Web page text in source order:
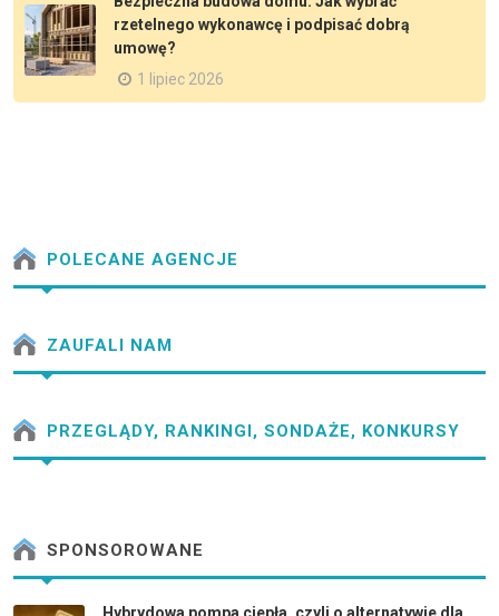
rzetelnego wykonawcę i podpisać dobrą
umowę?
1 lipiec 2026
POLECANE AGENCJE
ZAUFALI NAM
PRZEGLĄDY, RANKINGI, SONDAŻE, KONKURSY
SPONSOROWANE
Hybrydowa pompa ciepła, czyli o alternatywie dla